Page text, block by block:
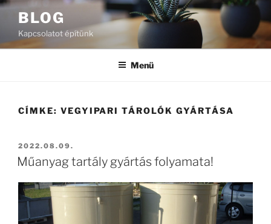
Tartalomhoz
BLOG
Kapcsolatot építünk
Menü
CÍMKE: VEGYIPARI TÁROLÓK GYÁRTÁSA
BEKÜLDVE:
2022.08.09.
Műanyag tartály gyártás folyamata!